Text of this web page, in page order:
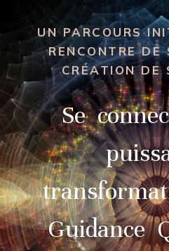
UN PARCOURS
RENCONTRE
CRÉATION DE
Se
Guidance